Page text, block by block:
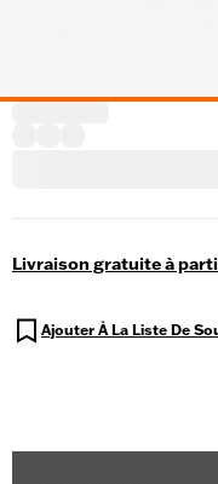
Livraison gratuite à
Ajouter À La Liste De